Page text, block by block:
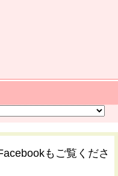
もご覧くださ